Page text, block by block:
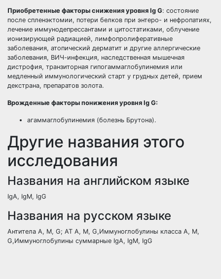
Приобретенные факторы снижения уровня Ig G: состояние
после спленэктомии, потери белков при энтеро- и нефропатиях,
лечение иммунодепрессантами и цитостатиками, облучение
ионизирующей радиацией, лимфопролиферативные
заболевания, атопический дерматит и другие аллергические
заболевания, ВИЧ-инфекция, наследственная мышечная
дистрофия, транзиторная гипогаммаглобулинемия или
медленный иммунологический старт у грудных детей, прием
декстрана, препаратов золота.
Врожденные факторы понижения уровня Ig G:
агаммаглобулинемия (болезнь Брутона).
Другие названия этого
исследования
Названия на английском языке
IgA, IgM, IgG
Названия на русском языке
Антитела А, М, G; АТ А, М, G,Иммуноглобулины класса А, М,
G,Иммуноглобулины суммарные IgA, IgM, IgG